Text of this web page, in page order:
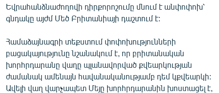
Եվրահանձնաժողովի դիրքորոշումը մնում է անփոփոխ՝
գնդակը այժմ Մեծ Բրիտանիայի դաշտում է:
Համաձայնագրի տեքստում փոփոխությունների
բացակայությունը նշանակում է, որ բրիտանական
խորհրդարանը վաղը պլանավորված քվեարկության
ժամանակ ամենայն հավանականությամբ դեմ կքվեարկի:
Ավելի վաղ վարչապետ Մեյը խորհրդարանին խոստացել է,